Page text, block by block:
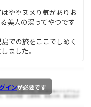
ややヌメり気がありお
美人の湯ってやつです
での旅をここでしめく
ました。
インが必要です